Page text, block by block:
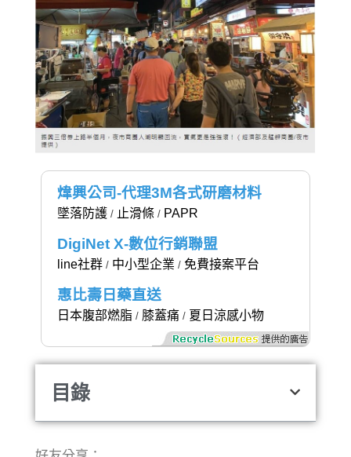
煒興公司-代理3M各式研磨材料
墜落防護/ 止滑條/ PAPR
DigiNet X-數位行銷聯盟
line社群/ 中小型企業 / 免費接案平台
惠比壽日藥直送
日本腹部燃脂 / 膝蓋痛 / 夏日涼感小物
目錄